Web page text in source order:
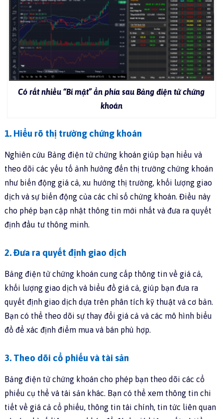
Có rất nhiều “Bí mật” ẩn phía sau Bảng điện tử chứng
khoán
1. Hiểu rõ thị trường chứng khoán
Nghiên cứu Bảng điện tử chứng khoán giúp bạn hiểu và
theo dõi các yếu tố ảnh hưởng đến thị trường chứng khoán
như biến động giá cả, xu hướng thị trường, khối lượng giao
dịch và sự biến động của các chỉ số chứng khoán. Điều này
cho phép bạn cập nhật thông tin mới nhất và đưa ra quyết
định đầu tư thông minh.
2. Đưa ra quyết định giao dịch
Bảng điện tử chứng khoán cung cấp thông tin về giá cả,
khối lượng giao dịch và biểu đồ giá cả, giúp bạn đưa ra
quyết định giao dịch dựa trên phân tích kỹ thuật và cơ bản.
Bạn có thể theo dõi sự thay đổi giá cả và các mô hình biểu
đồ để xác định điểm mua và bán phù hợp.
3. Theo dõi cổ phiếu và tài sản
Bảng điện tử chứng khoán cho phép bạn theo dõi các cổ
phiếu cụ thể và tài sản khác. Bạn có thể xem thông tin chi
tiết về giá cả cổ phiếu, thông tin tài chính, tin tức liên quan